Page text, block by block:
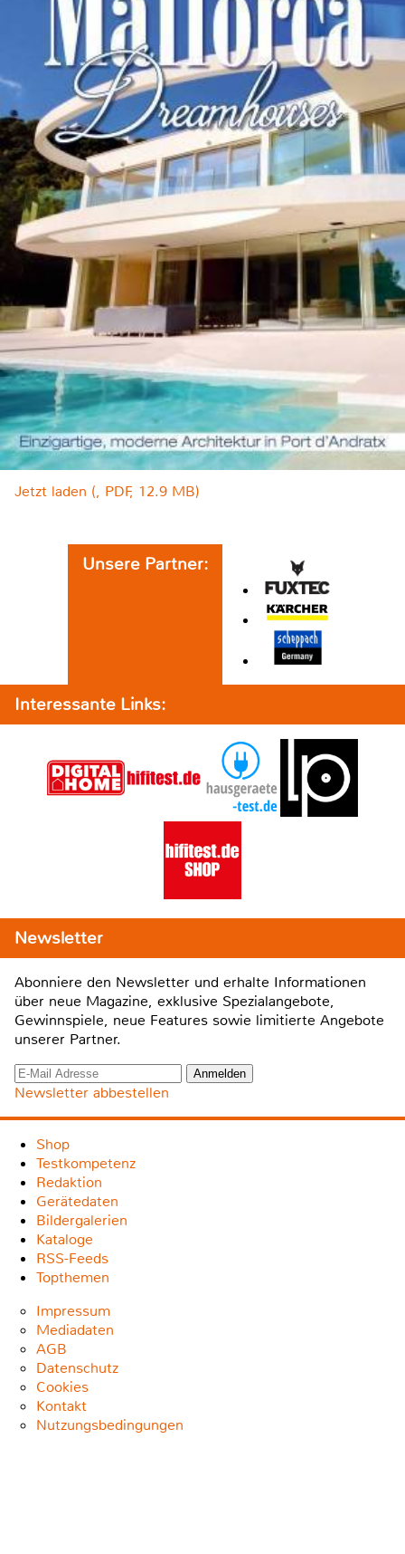
Jetzt laden (, PDF, 12.9 MB)
Unsere Partner:
Interessante Links:
Newsletter
Abonniere den Newsletter und erhalte Informationen
über neue Magazine, exklusive Spezialangebote,
Gewinnspiele, neue Features sowie limitierte Angebote
unserer Partner.
Newsletter abbestellen
Shop
Testkompetenz
Redaktion
Gerätedaten
Bildergalerien
Kataloge
RSS-Feeds
Topthemen
Impressum
Mediadaten
AGB
Datenschutz
Cookies
Kontakt
Nutzungsbedingungen